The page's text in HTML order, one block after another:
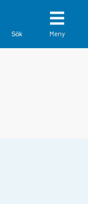
Sök Meny